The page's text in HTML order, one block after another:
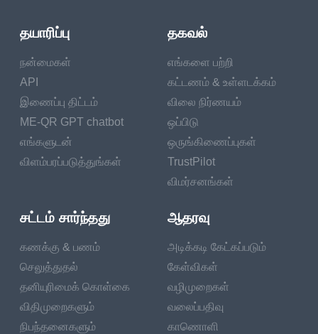
தயாரிப்பு
நன்மைகள்
API
இணைப்பு திட்டம்
ME-QR GPT chatbot
எங்களுடன்
விளம்பரப்படுத்துங்கள்
தகவல்
எங்களை பற்றி
கட்டணம் & உள்ளடக்கம்
விலை நிர்ணயம்
ஒப்பிடு
ஒருங்கிணைப்புகள்
TrustPilot
விமர்சனங்கள்
சட்டம் சார்ந்தது
கணக்கு & பணம்
செலுத்துதல்
தனியுரிமைக் கொள்கை
விதிமுறைகளும்
நிபந்தனைகளும்
ஆதரவு
அடிக்கடி கேட்கப்படும்
கேள்விகள்
வழிமுறைகள்
வலைப்பதிவு
காணொளி